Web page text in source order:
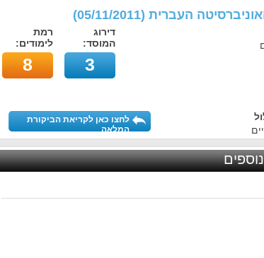
העברית (
05/11/2011
)
רמת
לימודים:
8
דירוג
המוסד:
3
לחצו כאן לקריאת הביקורת
המלאה